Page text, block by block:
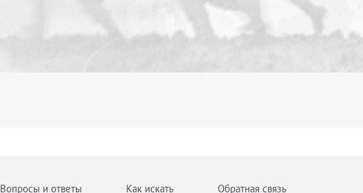
Вопросы и ответы Как искать Обратная связь